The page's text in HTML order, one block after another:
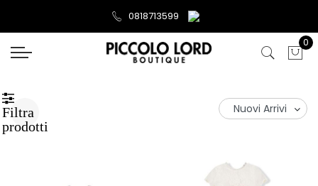
0818713599
0
Filtra
prodotti